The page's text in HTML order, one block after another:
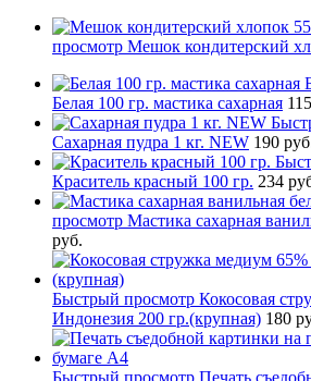
просмотр Мешок кондитерский
Белая 100 гр. мастика сахарная
Сахарная пудра 1 кг. NEW 190
Краситель красный 100 гр. 234
просмотр Мастика сахарная
руб.
Быстрый просмотр Кокосовая
Индонезия 200 гр.(крупная) 180
Быстрый просмотр Печать